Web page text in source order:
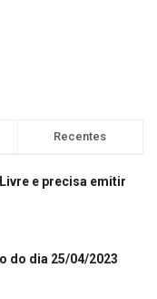
Recentes
e precisa emitir
do dia 25/04/2023